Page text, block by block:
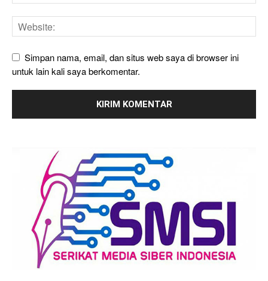
Simpan nama, email, dan situs web saya di browser ini
untuk lain kali saya berkomentar.